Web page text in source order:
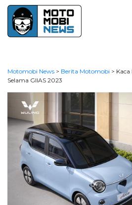
Motomobi News > Berita Motomobi >
Selama GIIAS 2023